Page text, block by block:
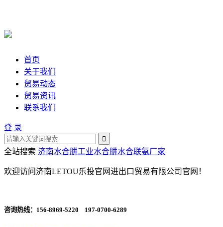
首页
关于我们
贸易动态
贸易资讯
联系我们
登 录
全站搜索 济南水合肼工业水合肼水合联氨厂家
欢迎访问济南LETOU乐投官网进出口贸易有限公司官网！
咨询热线： 156-8969-5220 197-0700-6289